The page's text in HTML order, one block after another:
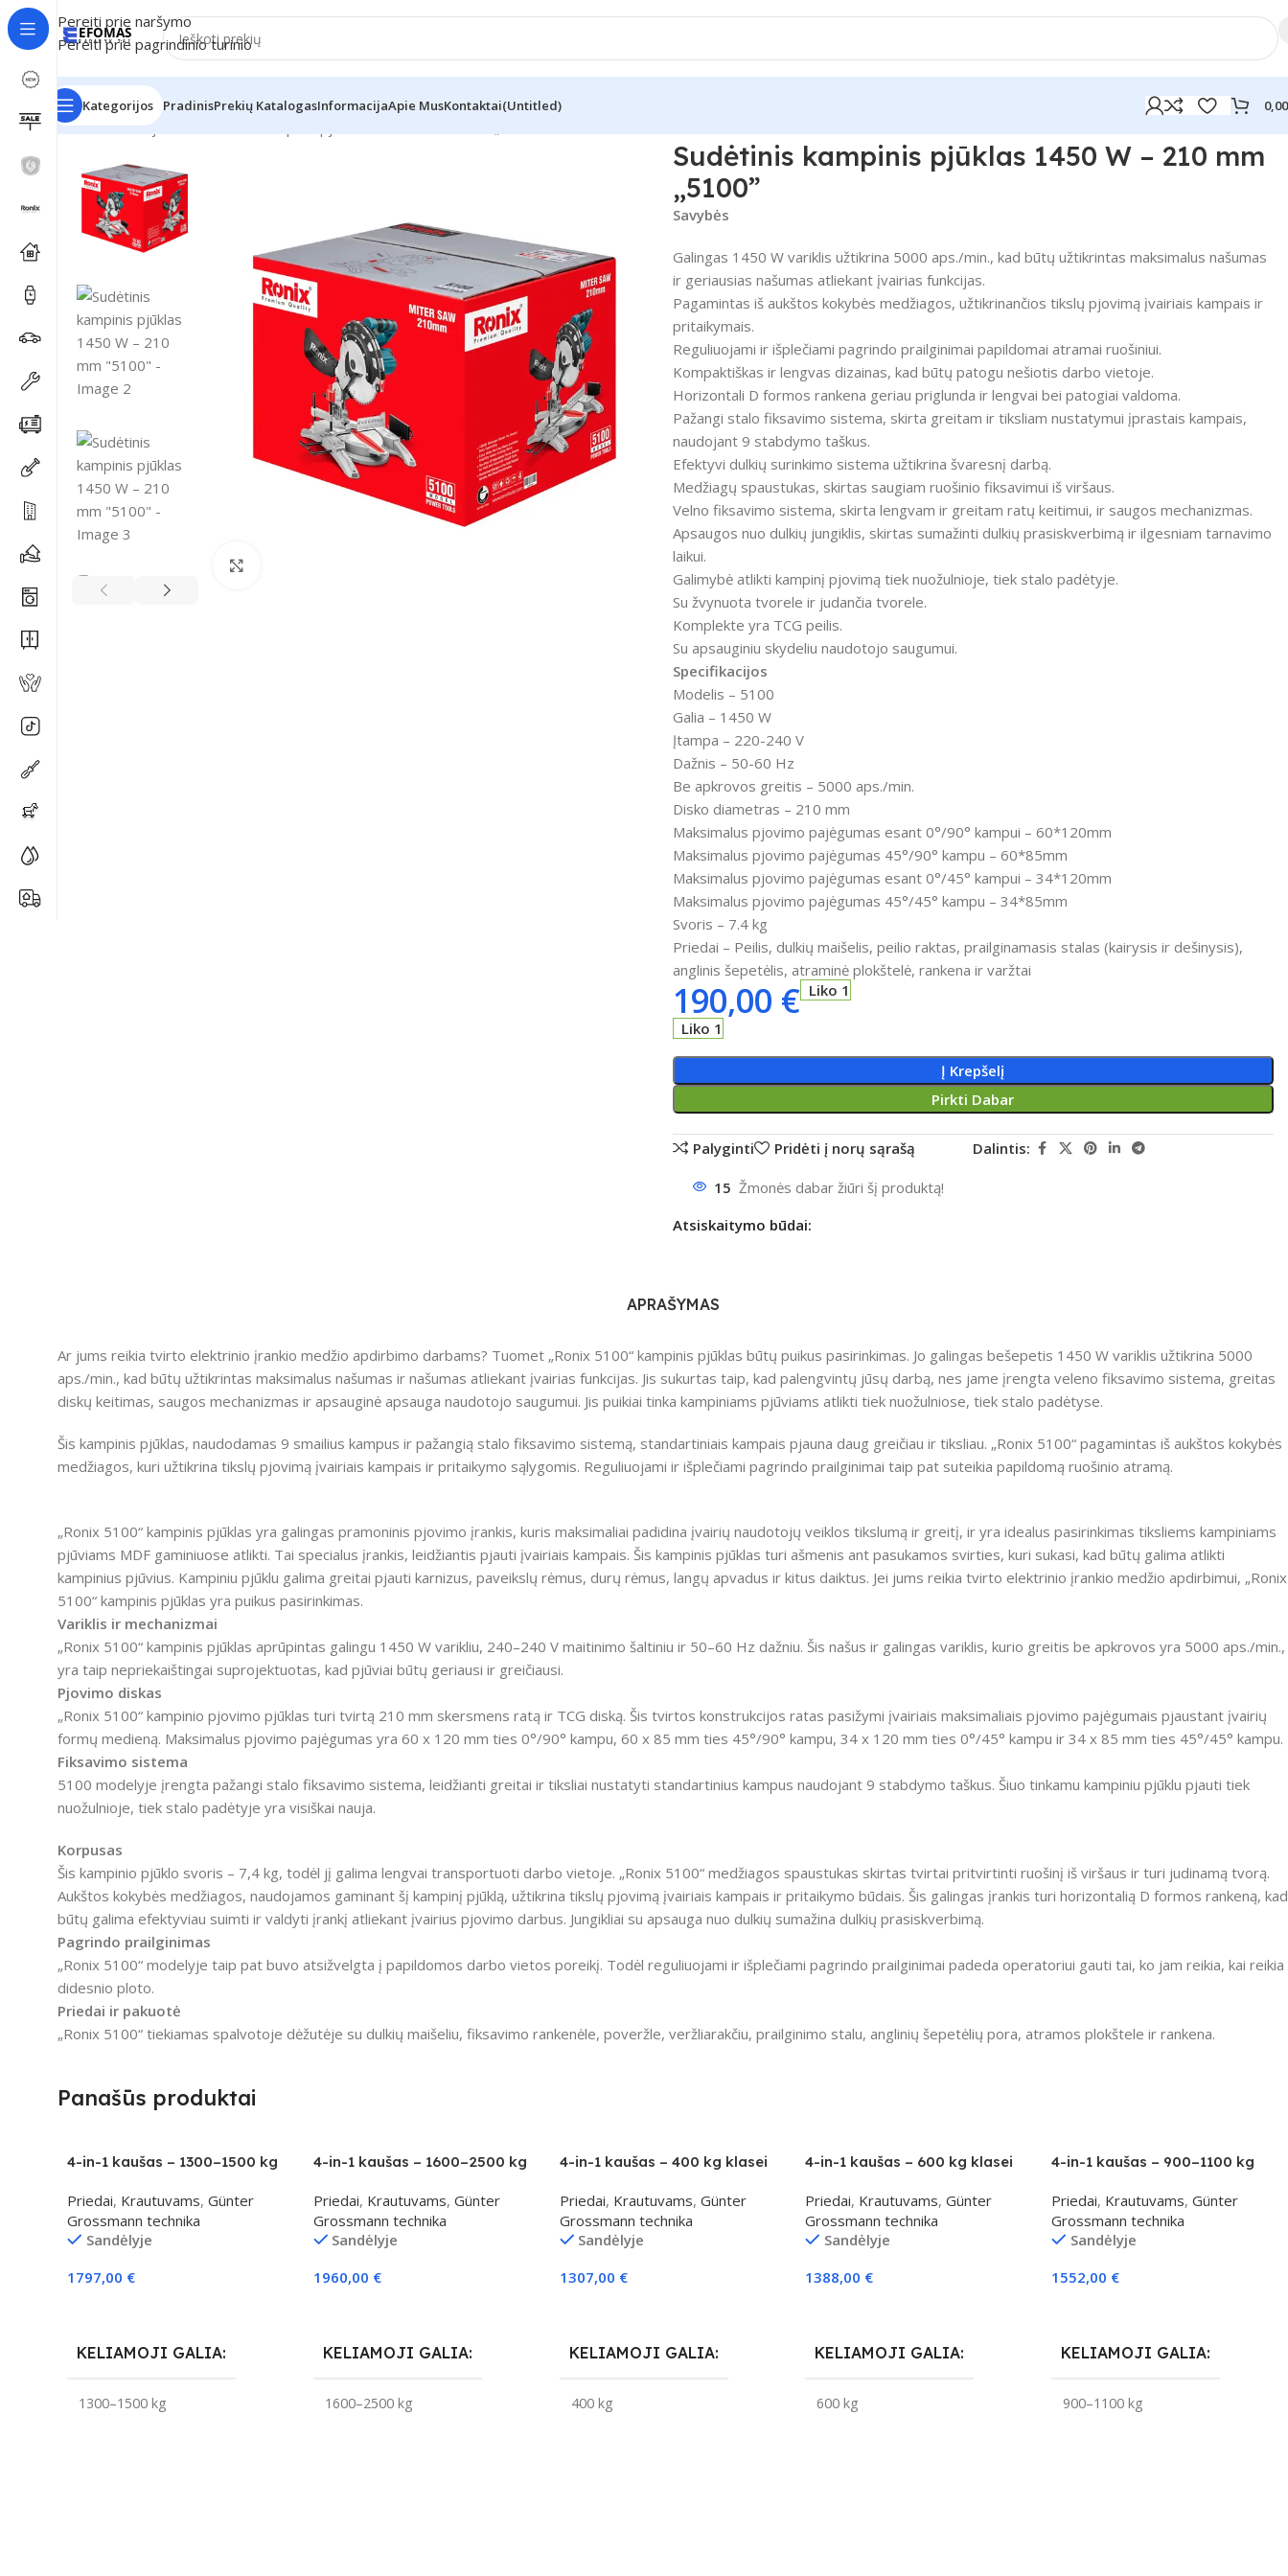
Pereiti prie naršymo
Pereiti prie pagrindinio turinio
Kategorijos PradinisPrekių KatalogasInformacijaApie MusKontaktai(Untitled)
Pradžia Naujienos
Sudėtinis kampinis pjūklas 1450 W – 210 mm
„5100”
Savybės
Galingas 1450 W variklis užtikrina 5000 aps./min., kad būtų užtikrintas maksimalus našumas
ir geriausias našumas atliekant įvairias funkcijas.
Pagamintas iš aukštos kokybės medžiagos, užtikrinančios tikslų pjovimą įvairiais kampais ir
pritaikymais.
Reguliuojami ir išplečiami pagrindo prailginimai papildomai atramai ruošiniui.
Kompaktiškas ir lengvas dizainas, kad būtų patogu nešiotis darbo vietoje.
Horizontali D formos rankena geriau priglunda ir lengvai bei patogiai valdoma.
Pažangi stalo fiksavimo sistema, skirta greitam ir tiksliam nustatymui įprastais kampais,
naudojant 9 stabdymo taškus.
Efektyvi dulkių surinkimo sistema užtikrina švaresnį darbą.
Medžiagų spaustukas, skirtas saugiam ruošinio fiksavimui iš viršaus.
Velno fiksavimo sistema, skirta lengvam ir greitam ratų keitimui, ir saugos mechanizmas.
Apsaugos nuo dulkių jungiklis, skirtas sumažinti dulkių prasiskverbimą ir ilgesniam tarnavimo
laikui.
Galimybė atlikti kampinį pjovimą tiek nuožulnioje, tiek stalo padėtyje.
Su žvynuota tvorele ir judančia tvorele.
Komplekte yra TCG peilis.
Su apsauginiu skydeliu naudotojo saugumui.
Specifikacijos
Modelis – 5100
Galia – 1450 W
Įtampa – 220-240 V
Dažnis – 50-60 Hz
Be apkrovos greitis – 5000 aps./min.
Disko diametras – 210 mm
Maksimalus pjovimo pajėgumas esant 0°/90° kampui – 60*120mm
Maksimalus pjovimo pajėgumas 45°/90° kampu – 60*85mm
Maksimalus pjovimo pajėgumas esant 0°/45° kampui – 34*120mm
Maksimalus pjovimo pajėgumas 45°/45° kampu – 34*85mm
Svoris – 7.4 kg
Priedai – Peilis, dulkių maišelis, peilio raktas, prailginamasis stalas (kairysis ir dešinysis),
anglinis šepetėlis, atraminė plokštelė, rankena ir varžtai
190,00 € Liko 1
Liko 1
Į Krepšelį
Pirkti Dabar
Palyginti Pridėti į norų sąrašą Dalintis:
15 Žmonės dabar žiūri šį produktą!
Atsiskaitymo būdai:
APRAŠYMAS
Ar jums reikia tvirto elektrinio įrankio medžio apdirbimo darbams? Tuomet „Ronix 5100“ kampinis pjūklas būtų puikus pasirinkimas. Jo galingas bešepetis 1450 W variklis užtikrina 5000
aps./min., kad būtų užtikrintas maksimalus našumas ir našumas atliekant įvairias funkcijas. Jis sukurtas taip, kad palengvintų jūsų darbą, nes jame įrengta veleno fiksavimo sistema, greitas
diskų keitimas, saugos mechanizmas ir apsauginė apsauga naudotojo saugumui. Jis puikiai tinka kampiniams pjūviams atlikti tiek nuožulniose, tiek stalo padėtyse.
Šis kampinis pjūklas, naudodamas 9 smailius kampus ir pažangią stalo fiksavimo sistemą, standartiniais kampais pjauna daug greičiau ir tiksliau. „Ronix 5100“ pagamintas iš aukštos kokybės
medžiagos, kuri užtikrina tikslų pjovimą įvairiais kampais ir pritaikymo sąlygomis. Reguliuojami ir išplečiami pagrindo prailginimai taip pat suteikia papildomą ruošinio atramą.
„Ronix 5100“ kampinis pjūklas yra galingas pramoninis pjovimo įrankis, kuris maksimaliai padidina įvairių naudotojų veiklos tikslumą ir greitį, ir yra idealus pasirinkimas tiksliems kampiniams
pjūviams MDF gaminiuose atlikti. Tai specialus įrankis, leidžiantis pjauti įvairiais kampais. Šis kampinis pjūklas turi ašmenis ant pasukamos svirties, kuri sukasi, kad būtų galima atlikti
kampinius pjūvius. Kampiniu pjūklu galima greitai pjauti karnizus, paveikslų rėmus, durų rėmus, langų apvadus ir kitus daiktus. Jei jums reikia tvirto elektrinio įrankio medžio apdirbimui, „Ronix
5100“ kampinis pjūklas yra puikus pasirinkimas.
Variklis ir mechanizmai
„Ronix 5100“ kampinis pjūklas aprūpintas galingu 1450 W varikliu, 240–240 V maitinimo šaltiniu ir 50–60 Hz dažniu. Šis našus ir galingas variklis, kurio greitis be apkrovos yra 5000 aps./min.,
yra taip nepriekaištingai suprojektuotas, kad pjūviai būtų geriausi ir greičiausi.
Pjovimo diskas
„Ronix 5100“ kampinio pjovimo pjūklas turi tvirtą 210 mm skersmens ratą ir TCG diską. Šis tvirtos konstrukcijos ratas pasižymi įvairiais maksimaliais pjovimo pajėgumais pjaustant įvairių
formų medieną. Maksimalus pjovimo pajėgumas yra 60 x 120 mm ties 0°/90° kampu, 60 x 85 mm ties 45°/90° kampu, 34 x 120 mm ties 0°/45° kampu ir 34 x 85 mm ties 45°/45° kampu.
Fiksavimo sistema
5100 modelyje įrengta pažangi stalo fiksavimo sistema, leidžianti greitai ir tiksliai nustatyti standartinius kampus naudojant 9 stabdymo taškus. Šiuo tinkamu kampiniu pjūklu pjauti tiek
nuožulnioje, tiek stalo padėtyje yra visiškai nauja.
Korpusas
Šis kampinio pjūklo svoris – 7,4 kg, todėl jį galima lengvai transportuoti darbo vietoje. „Ronix 5100“ medžiagos spaustukas skirtas tvirtai pritvirtinti ruošinį iš viršaus ir turi judinamą tvorą.
Aukštos kokybės medžiagos, naudojamos gaminant šį kampinį pjūklą, užtikrina tikslų pjovimą įvairiais kampais ir pritaikymo būdais. Šis galingas įrankis turi horizontalią D formos rankeną, kad
būtų galima efektyviau suimti ir valdyti įrankį atliekant įvairius pjovimo darbus. Jungikliai su apsauga nuo dulkių sumažina dulkių prasiskverbimą.
Pagrindo prailginimas
„Ronix 5100“ modelyje taip pat buvo atsižvelgta į papildomos darbo vietos poreikį. Todėl reguliuojami ir išplečiami pagrindo prailginimai padeda operatoriui gauti tai, ko jam reikia, kai reikia
didesnio ploto.
Priedai ir pakuotė
„Ronix 5100“ tiekiamas spalvotoje dėžutėje su dulkių maišeliu, fiksavimo rankenėle, poveržle, veržliarakčiu, prailginimo stalu, anglinių šepetėlių pora, atramos plokštele ir rankena.
Panašūs produktai
4-in-1 kaušas – 1300–1500 kg
Priedai, Krautuvams, Günter
Grossmann technika
Sandėlyje
1797,00 €
KELIAMOJI GALIA
1300–1500 kg
4-in-1 kaušas – 1600–2500 kg
Priedai, Krautuvams, Günter
Grossmann technika
Sandėlyje
1960,00 €
KELIAMOJI GALIA
1600–2500 kg
4-in-1 kaušas – 400 kg klasei
Priedai, Krautuvams, Günter
Grossmann technika
Sandėlyje
1307,00 €
KELIAMOJI GALIA
400 kg
4-in-1 kaušas – 600 kg klasei
Priedai, Krautuvams, Günter
Grossmann technika
Sandėlyje
1388,00 €
KELIAMOJI GALIA
600 kg
4-in-1 kaušas – 900–1100 kg
Priedai, Krautuvams, Günter
Grossmann technika
Sandėlyje
1552,00 €
KELIAMOJI GALIA
900–1100 kg